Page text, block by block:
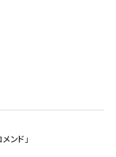
ンド」